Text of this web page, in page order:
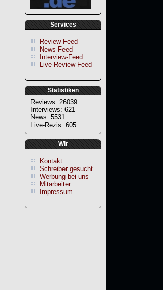
Services
Review-Feed
News-Feed
Interview-Feed
Live-Review-Feed
Statistiken
Reviews: 26039
Interviews: 621
News: 5531
Live-Rezis: 605
Wir
Kontakt
Schreiber gesucht
Werbung bei uns
Mitarbeiter
Impressum